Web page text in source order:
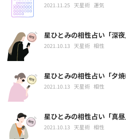
2021.11.25 天星術 運気
星ひとみの相性占い「深
2021.10.13 天星術 相性
星ひとみの相性占い「夕
2021.10.13 天星術 相性
星ひとみの相性占い「真
2021.10.13 天星術 相性